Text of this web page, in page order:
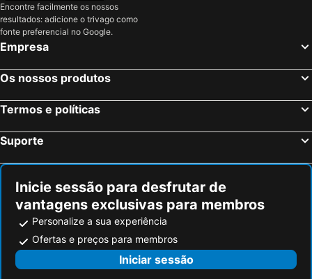
Encontre facilmente os nossos
resultados: adicione o trivago como
fonte preferencial no Google.
Empresa
Os nossos produtos
Termos e políticas
Suporte
Inicie sessão para desfrutar de
vantagens exclusivas para membros
Personalize a sua experiência
Ofertas e preços para membros
Iniciar sessão